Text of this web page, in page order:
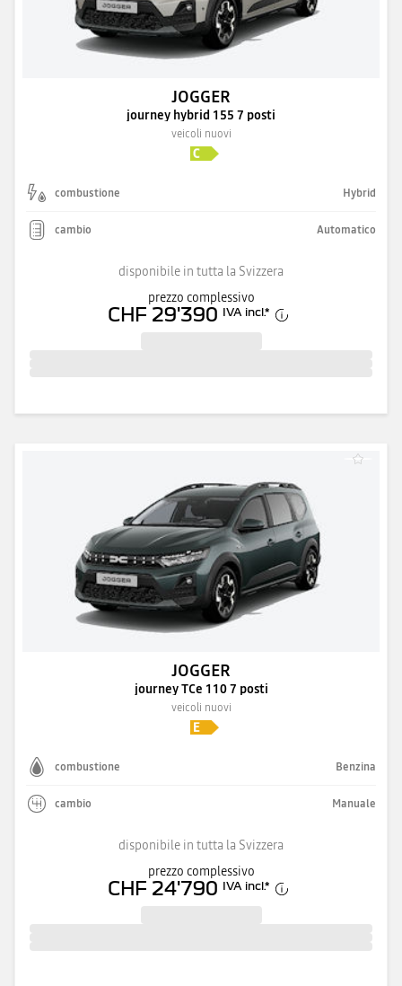
JOGGER
journey hybrid 155 7 posti
veicoli nuovi
combustione Hybrid
cambio Automatico
disponibile in tutta la Svizzera
prezzo complessivo
CHF 29'390 IVA incl.*
JOGGER
journey TCe 110 7 posti
veicoli nuovi
combustione Benzina
cambio Manuale
disponibile in tutta la Svizzera
prezzo complessivo
CHF 24'790 IVA incl.*